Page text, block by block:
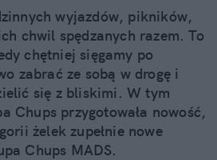
wyjazdów, pikników,
chwil spędzanych razem. To
chętniej sięgamy po
zabrać ze sobą w drogę i
się z bliskimi. W tym
Chups przygotowała nowość,
żelek zupełnie nowe
Chups MADS.